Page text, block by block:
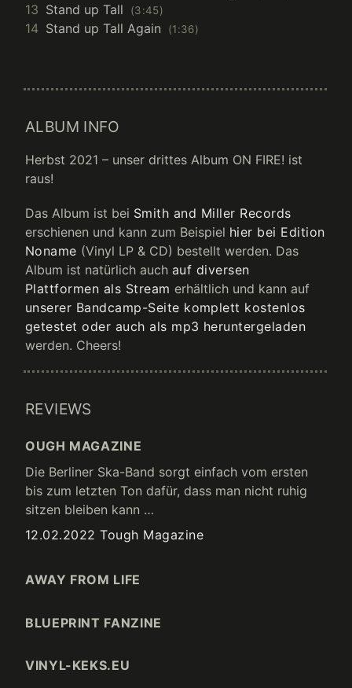
13 Stand up Tall 3:45
14 Stand up Tall Again 1:36
ALBUM INFO
Herbst 2021 – unser drittes Album ON FIRE! ist
raus!
Das Album ist bei Smith and Miller Records
erschienen und kann zum Beispiel hier bei Edition
Noname (Vinyl LP & CD) bestellt werden. Das
Album ist natürlich auch auf diversen
Plattformen als Stream erhältlich und kann auf
unserer Bandcamp-Seite komplett kostenlos
getestet oder auch als mp3 heruntergeladen
werden. Cheers!
REVIEWS
OUGH MAGAZINE
Die Berliner Ska-Band sorgt einfach vom ersten
bis zum letzten Ton dafür, dass man nicht ruhig
sitzen bleiben kann …
12.02.2022 Tough Magazine
AWAY FROM LIFE
The Young Soul Rebels genauso gut zur Musik
Review (2021)
BLUEPRINT FANZINE
Name, der vor allem in den Nullerjahren immer mal
VINYL-KEKS.EU